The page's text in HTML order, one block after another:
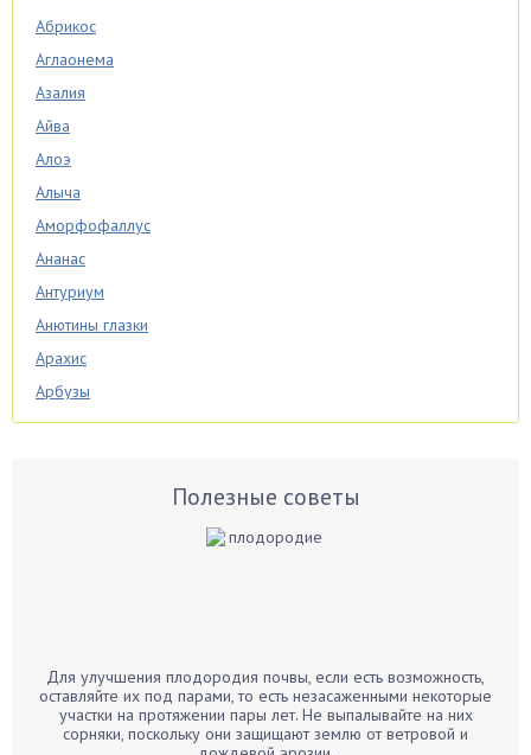
Абрикос
Аглаонема
Азалия
Айва
Алоэ
Алыча
Аморфофаллус
Ананас
Антуриум
Анютины глазки
Арахис
Арбузы
Аспарагус
Бархатцы
Бегония
Полезные советы
Для улучшения плодородия почвы, если есть возможность,
оставляйте их под парами, то есть незасаженными некоторые
участки на протяжении пары лет. Не выпалывайте на них
сорняки, поскольку они защищают землю от ветровой и